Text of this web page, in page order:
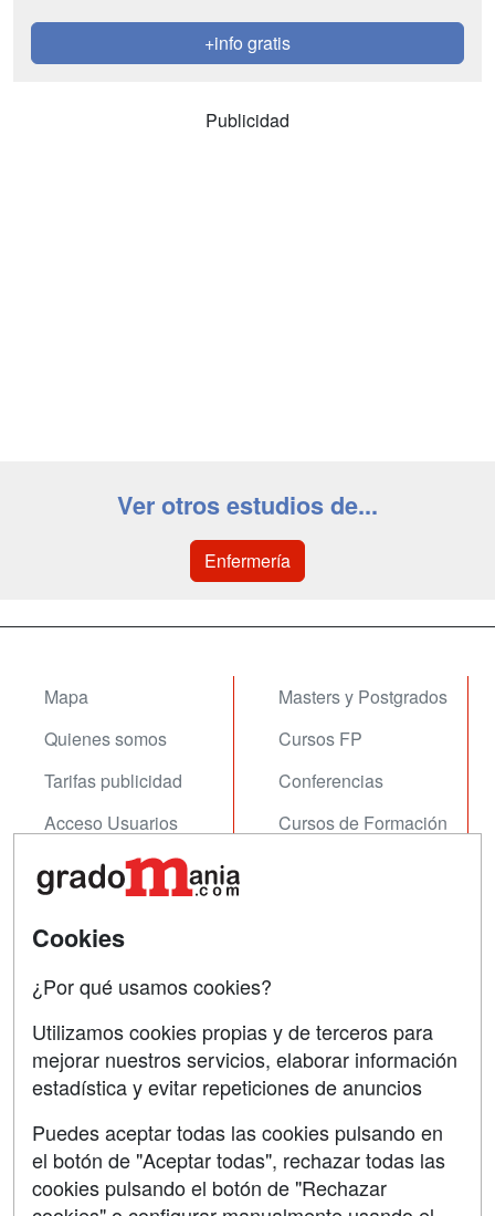
+info gratis
Publicidad
Ver otros estudios de...
Enfermería
Mapa
Quienes somos
Tarifas publicidad
Acceso Usuarios
Acceso Centros
Masters y Postgrados
Cursos FP
Conferencias
Cursos de Formación
Contactar
Copyleft
Grupo formazion:
Cookies
¿Por qué usamos cookies?
Utilizamos cookies propias y de terceros para
mejorar nuestros servicios, elaborar información
estadística y evitar repeticiones de anuncios
Puedes aceptar todas las cookies pulsando en
el botón de "Aceptar todas", rechazar todas las
cookies pulsando el botón de "Rechazar